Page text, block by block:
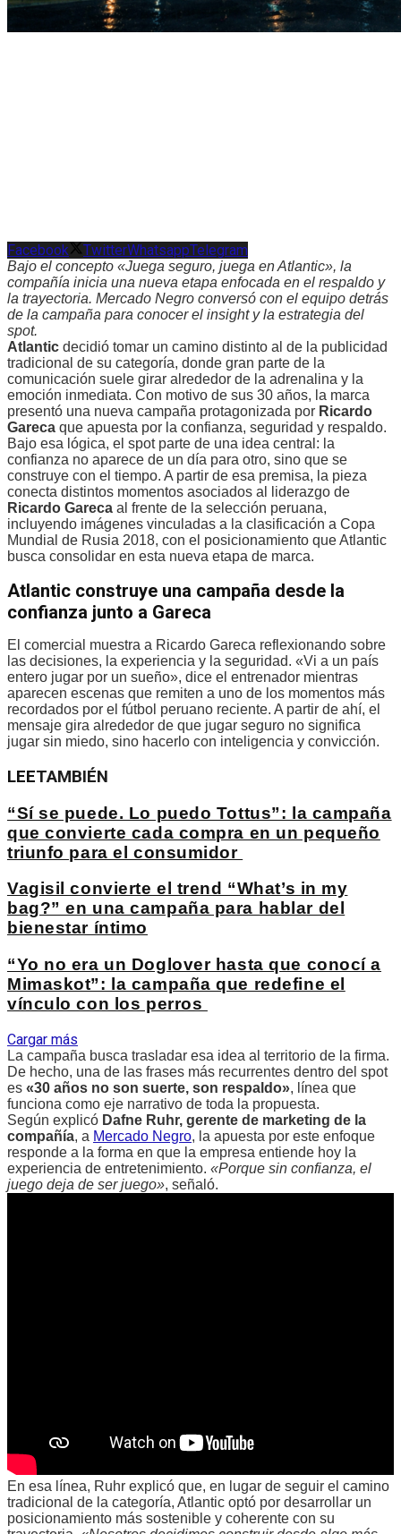
Facebook TwitterWhatsappTelegram
Bajo el concepto «Juega seguro, juega en Atlantic», la
compañía inicia una nueva etapa enfocada en el respaldo y
la trayectoria. Mercado Negro conversó con el equipo detrás
de la campaña para conocer el insight y la estrategia del
spot.
Atlantic decidió tomar un camino distinto al de la publicidad
tradicional de su categoría, donde gran parte de la
comunicación suele girar alrededor de la adrenalina y la
emoción inmediata. Con motivo de sus 30 años, la marca
presentó una nueva campaña protagonizada por Ricardo
Gareca que apuesta por la confianza, seguridad y respaldo.
Bajo esa lógica, el spot parte de una idea central: la
confianza no aparece de un día para otro, sino que se
construye con el tiempo. A partir de esa premisa, la pieza
conecta distintos momentos asociados al liderazgo de
Ricardo Gareca al frente de la selección peruana,
incluyendo imágenes vinculadas a la clasificación a Copa
Mundial de Rusia 2018, con el posicionamiento que Atlantic
busca consolidar en esta nueva etapa de marca.
Atlantic construye una campaña desde la
confianza junto a Gareca
El comercial muestra a Ricardo Gareca reflexionando sobre
las decisiones, la experiencia y la seguridad. «Vi a un país
entero jugar por un sueño», dice el entrenador mientras
aparecen escenas que remiten a uno de los momentos más
recordados por el fútbol peruano reciente. A partir de ahí, el
mensaje gira alrededor de que jugar seguro no significa
jugar sin miedo, sino hacerlo con inteligencia y convicción.
LEETAMBIÉN
“Sí se puede. Lo puedo Tottus”: la campaña
que convierte cada compra en un pequeño
triunfo para el consumidor
Vagisil convierte el trend “What’s in my
bag?” en una campaña para hablar del
bienestar íntimo
“Yo no era un Doglover hasta que conocí a
Mimaskot”: la campaña que redefine el
vínculo con los perros
Cargar más
La campaña busca trasladar esa idea al territorio de la firma.
De hecho, una de las frases más recurrentes dentro del spot
es «30 años no son suerte, son respaldo», línea que
funciona como eje narrativo de toda la propuesta.
Según explicó Dafne Ruhr, gerente de marketing de la
compañía, a Mercado Negro, la apuesta por este enfoque
responde a la forma en que la empresa entiende hoy la
experiencia de entretenimiento. «Porque sin confianza, el
juego deja de ser juego», señaló.
En esa línea, Ruhr explicó que, en lugar de seguir el camino
tradicional de la categoría, Atlantic optó por desarrollar un
posicionamiento más sostenible y coherente con su